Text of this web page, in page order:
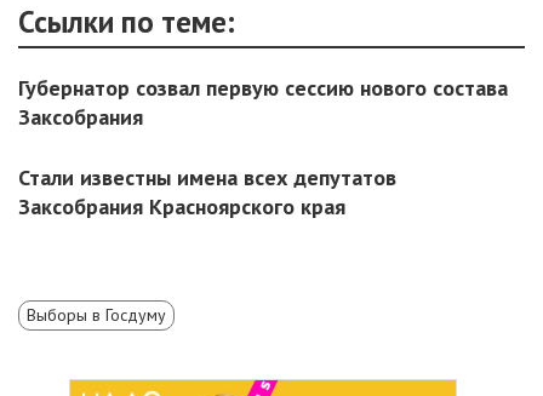
Ссылки по теме:
Губернатор созвал первую сессию нового состава
Заксобрания
Стали известны имена всех депутатов
Заксобрания Красноярского края
Выборы в Госдуму